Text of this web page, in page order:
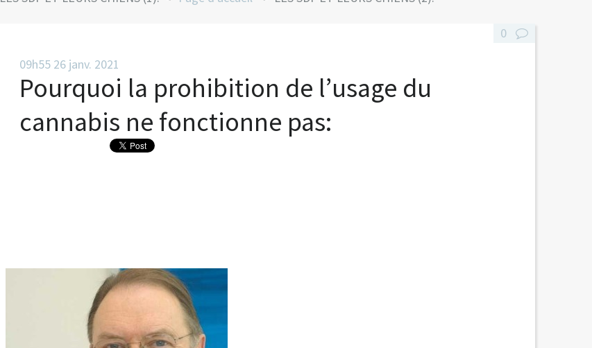
09h55 26 janv. 2021
Pourquoi la prohibition de l’usage du
cannabis ne fonctionne pas:
0